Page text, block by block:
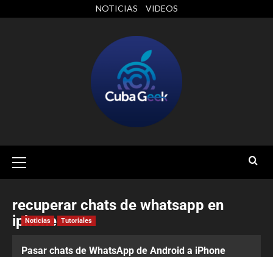
NOTICIAS VIDEOS
recuperar chats de whatsapp en
iphone
Noticias Tutoriales
Pasar chats de WhatsApp de Android a iPhone